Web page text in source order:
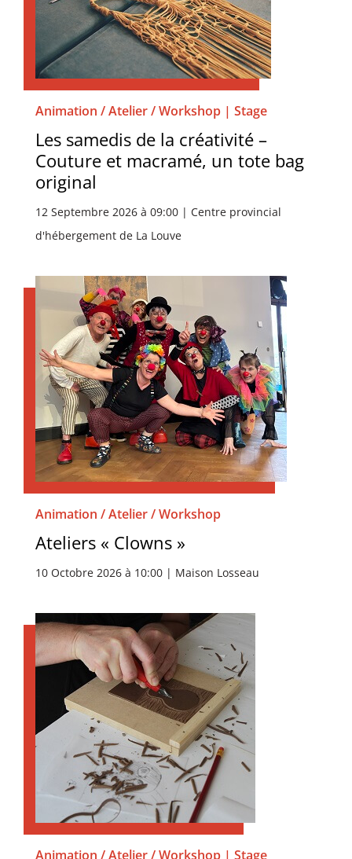
Animation / Atelier / Workshop | Stage
Les samedis de la créativité –
Couture et macramé, un tote bag
original
12 Septembre 2026 à 09:00 | Centre provincial
d'hébergement de La Louve
Animation / Atelier / Workshop
Ateliers « Clowns »
10 Octobre 2026 à 10:00 | Maison Losseau
Animation / Atelier / Workshop | Stage